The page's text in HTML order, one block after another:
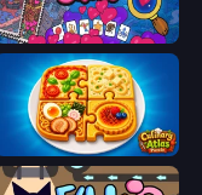
Hidden Objects
Culinary Atlas